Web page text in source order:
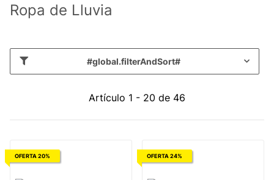
Ropa de Lluvia
#global.filterAndSort#
Artículo 1 - 20 de 46
OFERTA 20% OFERTA 24%